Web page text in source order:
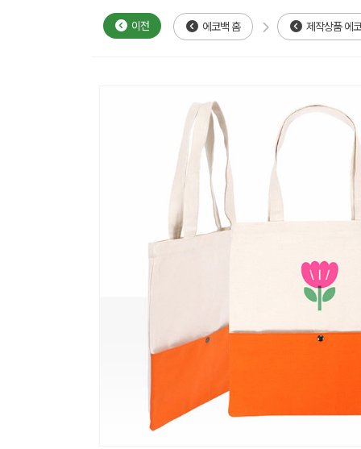
이전 에코백 홈 제작상품 에